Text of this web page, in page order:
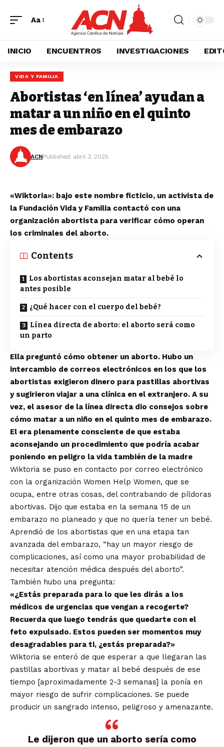
Aa
INICIO ENCUENTROS INVESTIGACIONES
VIDA Y FAMILIA
Abortistas ‘en línea’ ayudan a
matar a un niño en el quinto
mes de embarazo
ACNPublished: abril 3, 2025
«Wiktoria»: bajo este nombre ficticio, un activista de
la Fundación Vida y Familia contactó con una
organización abortista para verificar cómo operan
los criminales del aborto.
Contents
Los abortistas aconsejan matar al bebé lo
antes posible
¿Qué hacer con el cuerpo del bebé?
Línea directa de aborto: el aborto será como
un parto
Ella preguntó cómo obtener un aborto. Hubo un
intercambio de correos electrónicos en los que los
abortistas exigieron dinero para pastillas abortivas
y sugirieron viajar a una clínica en el extranjero. A su
vez, el asesor de la línea directa dio consejos sobre
cómo matar a un niño en el quinto mes de embarazo.
El era plenamente consciente de que estaba
aconsejando un procedimiento que podría acabar
poniendo en peligro la vida también de la madre
Wiktoria se puso en contacto por correo electrónico
con la organización Women Help Women, que se
ocupa, entre otras cosas, del contrabando de píldoras
abortivas. Dijo que estaba en la semana 15 de un
embarazo no planeado y que no quería tener un bebé.
Aprendió de los abortistas que en una etapa tan
avanzada del embarazo, “hay un mayor riesgo de
complicaciones, así como una mayor probabilidad de
necesitar atención médica después del aborto”.
También hubo una pregunta:
«¿Estás preparada para lo que les dirás a los
médicos de urgencias que vengan a recogerte?
Recuerda que luego tendrás que quedarte con el
feto expulsado. Estos pueden ser momentos muy
desagradables para ti, ¿estás preparada?»
Wiktoria se enteró de que esperar a que llegaran las
pastillas abortivas y matar al bebé después de ese
tiempo [aproximadamente 2-3 semanas] la ponía en
mayor riesgo de sufrir complicaciones. Se puede
producir un sangrado intenso, peligroso y amenazante.
Le dijeron que un aborto sería como